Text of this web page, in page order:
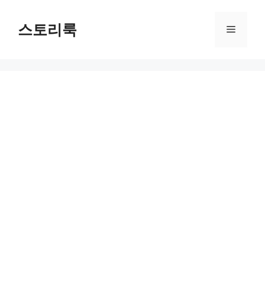
content스토리룩 Menu